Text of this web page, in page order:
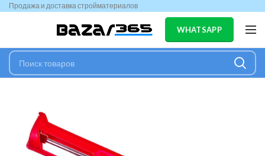
Продажа и доставка стройматериалов
WHATSAPP